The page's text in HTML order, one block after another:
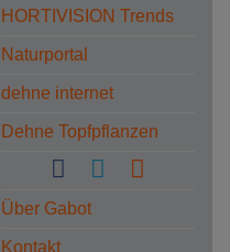
HORTIVISION Trends
Naturportal
dehne internet
Dehne Topfpflanzen
Über Gabot
Kontakt